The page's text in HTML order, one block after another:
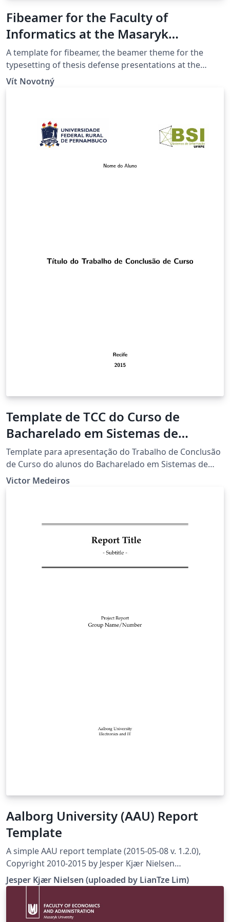
Fibeamer for the Faculty of
Informatics at the Masaryk
University in Brno
A template for fibeamer, the beamer theme for the
type­set­ting of the­sis defense presentations at the
Masaryk Univer­sity (Brno, Czech Repub­lic). For more
information about the theme, see
Vít Novotný
Template de TCC do Curso de
Bacharelado em Sistemas de
Informação da UFRPE
Template para apresentação do Trabalho de Conclusão
de Curso do alunos do Bacharelado em Sistemas de
Informação da UFRPE.
Victor Medeiros
Aalborg University (AAU) Report
Template
A simple AAU report template (2015-05-08 v. 1.2.0),
Copyright 2010-2015 by Jesper Kjær Nielsen
&lt;jkn@es.aau.dk&gt; This is free software: you can
redistribute it and/or modify it under the terms of the
Software Foundation, either version 3 of the License, or
Jesper Kjær Nielsen (uploaded by LianTze Lim)